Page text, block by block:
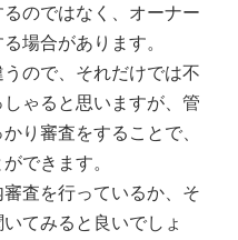
のではなく、オーナー
場合があります。
ので、それだけでは不
ゃると思いますが、管
り審査をすることで、
できます。
査を行っているか、そ
いてみると良いでしょ